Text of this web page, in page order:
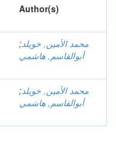
Author(s)
محمد الأمين, خويلد;
أبوالقاسم, هاشمي
محمد الأمين, خويلد;
أبوالقاسم, هاشمي